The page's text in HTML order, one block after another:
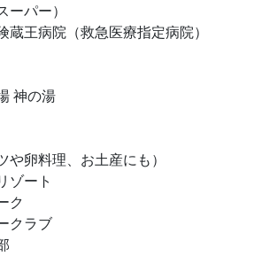
ーパー）
蔵王病院（救急医療指定病院）
神の湯
や卵料理、お土産にも）
ゾート
ク
クラブ